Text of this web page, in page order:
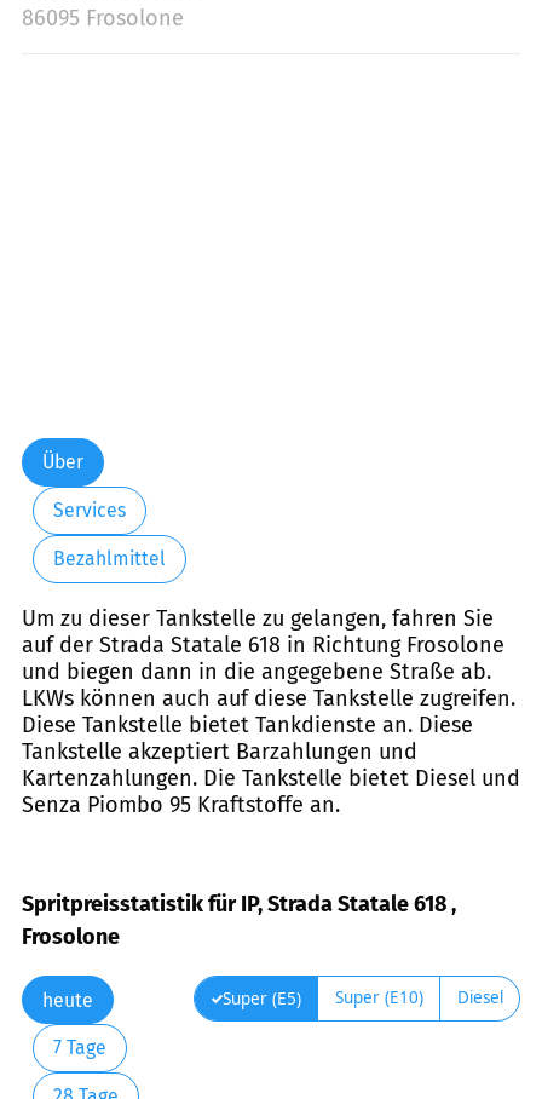
86095 Frosolone
Über
Services
Bezahlmittel
Um zu dieser Tankstelle zu gelangen, fahren Sie
auf der Strada Statale 618 in Richtung Frosolone
und biegen dann in die angegebene Straße ab.
LKWs können auch auf diese Tankstelle zugreifen.
Diese Tankstelle bietet Tankdienste an. Diese
Tankstelle akzeptiert Barzahlungen und
Kartenzahlungen. Die Tankstelle bietet Diesel und
Senza Piombo 95 Kraftstoffe an.
Spritpreisstatistik für IP, Strada Statale 618 ,
Frosolone
heute
7 Tage
Super (E5) Super (E10) Diesel